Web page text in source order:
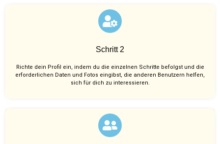
Schritt 2
Richte dein Profil ein, indem du die einzelnen Schritte befolgst und die
erforderlichen Daten und Fotos eingibst, die anderen Benutzern helfen,
sich für dich zu interessieren.